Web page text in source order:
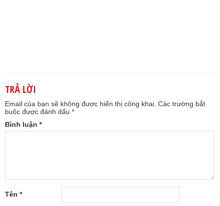
TRẢ LỜI
Email của bạn sẽ không được hiển thị công khai. Các trường bắt
buộc được đánh dấu *
Bình luận *
Tên *